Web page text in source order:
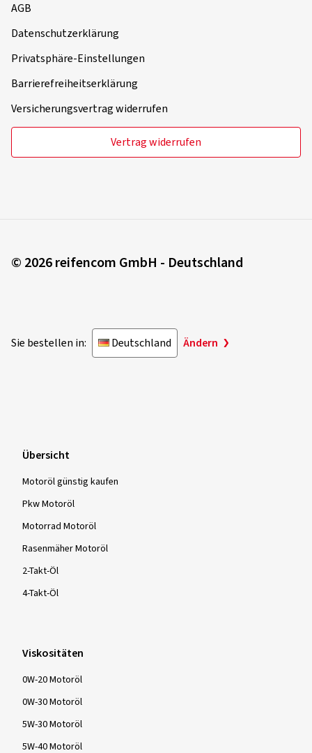
AGB
Datenschutzerklärung
Privatsphäre-Einstellungen
Barrierefreiheitserklärung
Versicherungsvertrag widerrufen
Vertrag widerrufen
© 2026 reifencom GmbH - Deutschland
Sie bestellen in: Deutschland Ändern
Übersicht
Motoröl günstig kaufen
Pkw Motoröl
Motorrad Motoröl
Rasenmäher Motoröl
2-Takt-Öl
4-Takt-Öl
Viskositäten
0W-20 Motoröl
0W-30 Motoröl
5W-30 Motoröl
5W-40 Motoröl